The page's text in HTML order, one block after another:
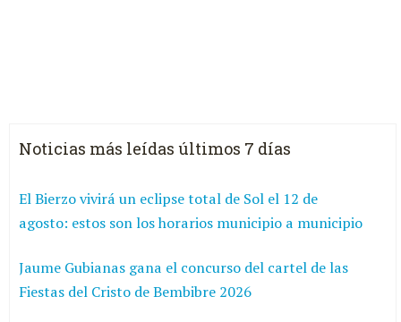
Noticias más leídas últimos 7 días
El Bierzo vivirá un eclipse total de Sol el 12 de
agosto: estos son los horarios municipio a municipio
Jaume Gubianas gana el concurso del cartel de las
Fiestas del Cristo de Bembibre 2026